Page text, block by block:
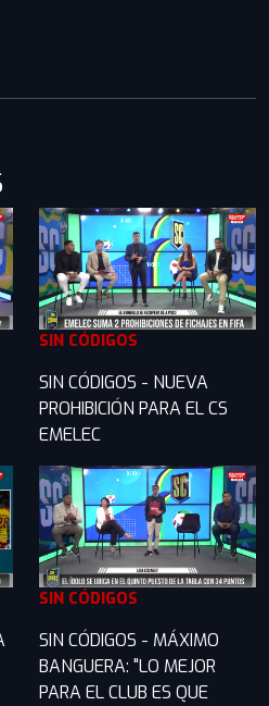
SIN CÓDIGOS
SIN CÓDIGOS - NUEVA
PROHIBICIÓN PARA EL CS
EMELEC
SIN CÓDIGOS
SIN CÓDIGOS - MÁXIMO
BANGUERA: "LO MEJOR
PARA EL CLUB ES QUE